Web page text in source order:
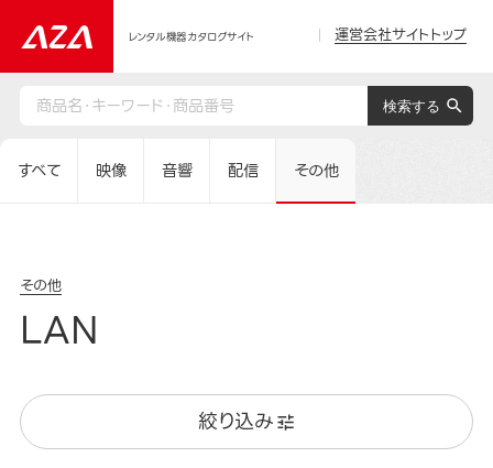
レンタル機器カタログサイト 運営会社サイトトップ
すべて 映像 音響 配信 その他
その他
LAN
絞り込み